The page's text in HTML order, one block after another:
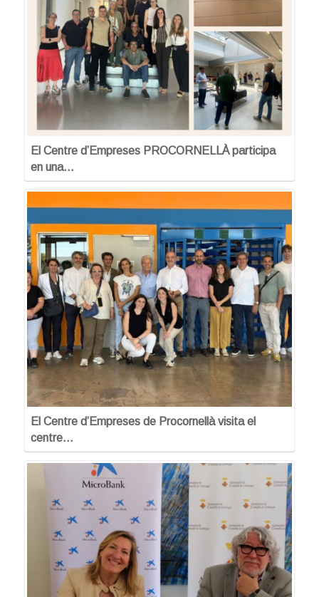
El Centre d’Empreses PROCORNELLÀ participa
en una…
El Centre d’Empreses de Procornellà visita el
centre…